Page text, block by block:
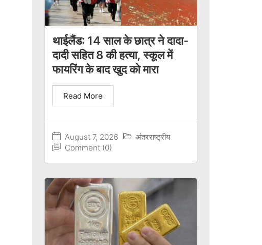
थाईलैंड: 14 साल के छात्र ने दादा-
दादी सहित 8 की हत्या, स्कूल में
फायरिंग के बाद खुद को मारा
August 7, 2026
अंतरराष्ट्रीय
Comment (0)
Read More